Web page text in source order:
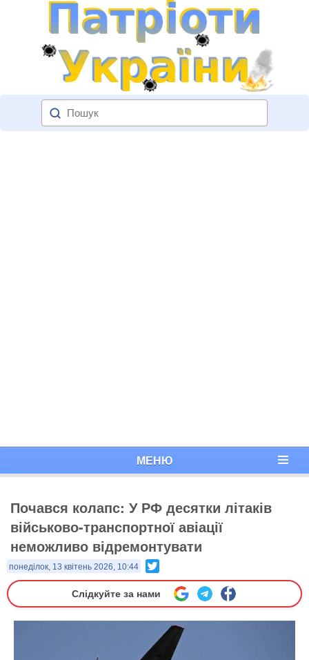
МЕНЮ
Почався колапс: У РФ десятки літаків
військово-транспортної авіації
неможливо відремонтувати
понеділок, 13 квітень 2026, 10:44
Слідкуйте за нами